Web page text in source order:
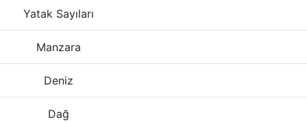
Yatak Sayıları
Manzara
Deniz
Dağ